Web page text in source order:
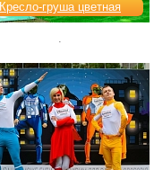
Кресло-груша цветная
.